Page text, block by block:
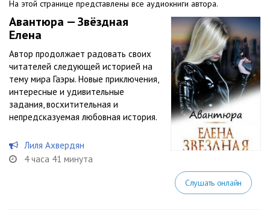
На этой странице представлены все аудиокниги автора.
Авантюра — Звёздная
Елена
Автор продолжает радовать своих
читателей следующей историей на
тему мира Гаэры. Новые приключения,
интересные и удивительные
задания, восхитительная и
непредсказуемая любовная история.
Лиля Ахвердян
4 часа 41 минута
Слушать онлайн